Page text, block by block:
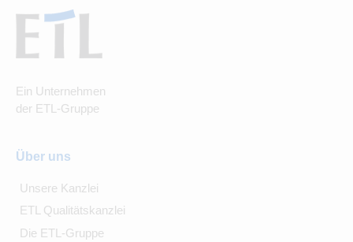
Ein Unternehmen
der ETL-Gruppe
Über uns
Unsere Kanzlei
ETL Qualitätskanzlei
Die ETL-Gruppe